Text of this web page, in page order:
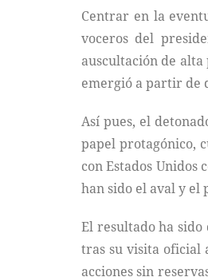
Centrar en la
voceros del
auscultación de
emergió a partir de
Así pues, el
papel protagónico,
con Estados
han sido el aval y
El resultado ha sido
tras su visita oficial
acciones sin